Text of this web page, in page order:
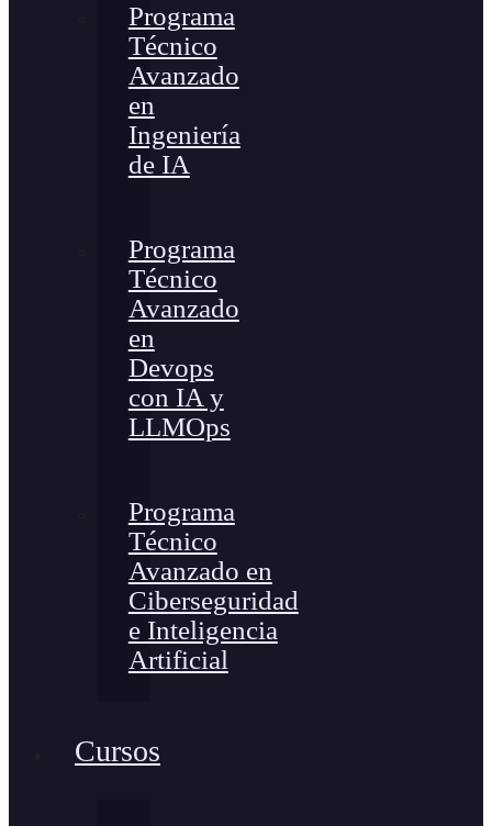
Programa
Técnico
Avanzado
en
Ingeniería
de IA
Programa
Técnico
Avanzado
en
Devops
con IA y
LLMOps
Programa
Técnico
Avanzado en
Ciberseguridad
e Inteligencia
Artificial
Cursos